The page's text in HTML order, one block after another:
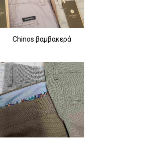
Chinos βαμβακερά